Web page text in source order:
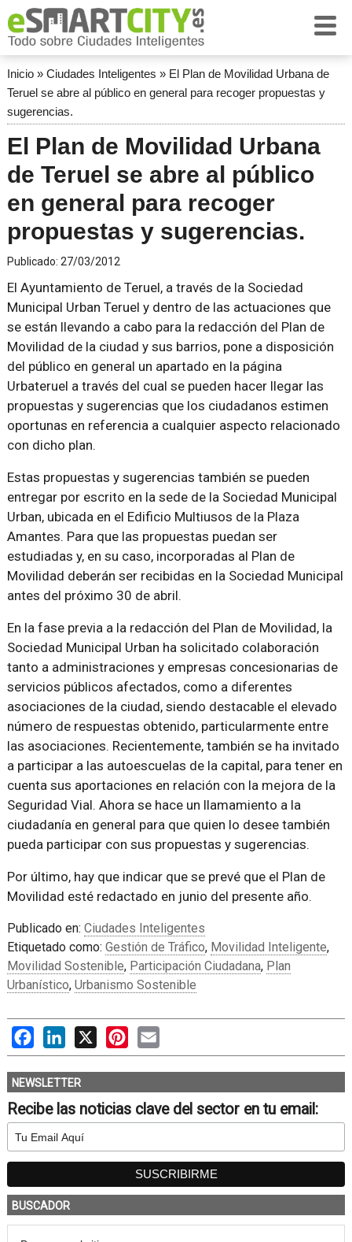
Inicio» Ciudades Inteligentes » El Plan de Movilidad Urbana de
Teruel se abre al público en general para recoger propuestas y
sugerencias.
El Plan de Movilidad Urbana
de Teruel se abre al público
en general para recoger
propuestas y sugerencias.
Publicado: 27/03/2012
El Ayuntamiento de Teruel, a través de la Sociedad
Municipal Urban Teruel y dentro de las actuaciones que
se están llevando a cabo para la redacción del Plan de
Movilidad de la ciudad y sus barrios, pone a disposición
del público en general un apartado en la página
Urbateruel a través del cual se pueden hacer llegar las
propuestas y sugerencias que los ciudadanos estimen
oportunas en referencia a cualquier aspecto relacionado
con dicho plan.
Estas propuestas y sugerencias también se pueden
entregar por escrito en la sede de la Sociedad Municipal
Urban, ubicada en el Edificio Multiusos de la Plaza
Amantes. Para que las propuestas puedan ser
estudiadas y, en su caso, incorporadas al Plan de
Movilidad deberán ser recibidas en la Sociedad Municipal
antes del próximo 30 de abril.
En la fase previa a la redacción del Plan de Movilidad, la
Sociedad Municipal Urban ha solicitado colaboración
tanto a administraciones y empresas concesionarias de
servicios públicos afectados, como a diferentes
asociaciones de la ciudad, siendo destacable el elevado
número de respuestas obtenido, particularmente entre
las asociaciones. Recientemente, también se ha invitado
a participar a las autoescuelas de la capital, para tener en
cuenta sus aportaciones en relación con la mejora de la
Seguridad Vial. Ahora se hace un llamamiento a la
ciudadanía en general para que quien lo desee también
pueda participar con sus propuestas y sugerencias.
Por último, hay que indicar que se prevé que el Plan de
Movilidad esté redactado en junio del presente año.
Publicado en: Ciudades Inteligentes
Etiquetado como: Gestión de Tráfico, Movilidad Inteligente,
Movilidad Sostenible, Participación Ciudadana, Plan
Urbanístico, Urbanismo Sostenible
FacebookLinkedIn
X PinterestEmail
NEWSLETTER
Recibe las noticias clave del sector en tu email:
BUSCADOR